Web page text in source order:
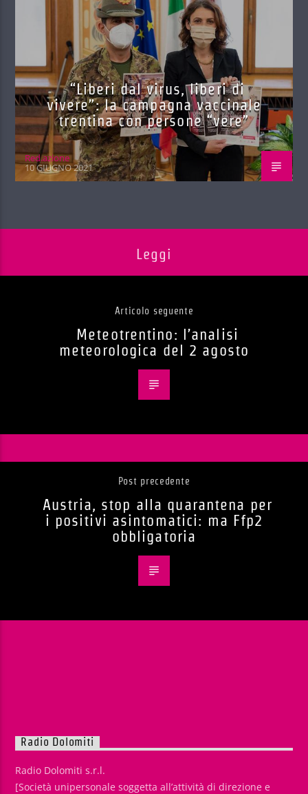
“Liberi dal virus, liberi di
vivere”: la campagna vaccinale
trentina con persone “vere”
Red.azione
10 GIUGNO 2021
Leggi
Articolo seguente
Meteotrentino: l’analisi
meteorologica del 2 agosto
Post precedente
Austria, stop alla quarantena per
i positivi asintomatici: ma Ffp2
obbligatoria
Radio Dolomiti
Radio Dolomiti s.r.l.
[Società unipersonale soggetta all’attività di direzione e